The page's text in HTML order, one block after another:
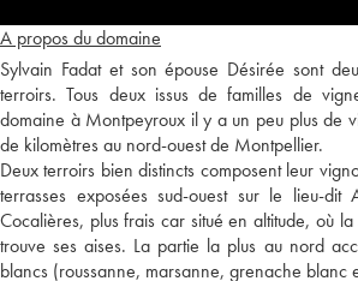
A propos du domaine
Sylvain Fadat et son épouse Désirée sont
terroirs. Tous deux issus de familles de
domaine à Montpeyroux il y a un peu plus de
de kilomètres au nord-ouest de Montpellier.
Deux terroirs bien distincts composent leur
terrasses exposées sud-ouest sur le lieu-
Cocalières, plus frais car situé en altitude, où
trouve ses aises. La partie la plus au nord
blancs (roussanne, marsanne, grenache blanc